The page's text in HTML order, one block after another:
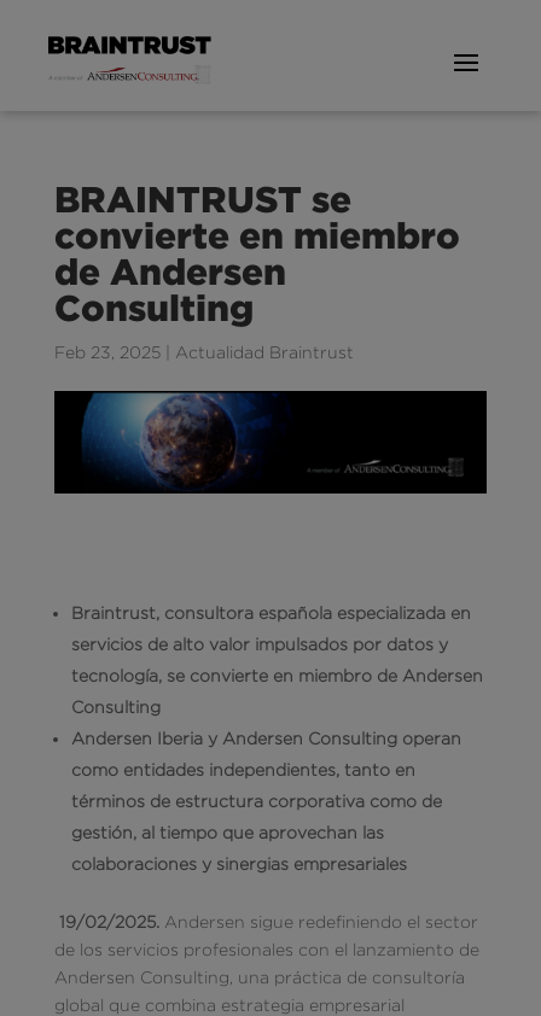
BRAINTRUST se
convierte en miembro
de Andersen
Consulting
Feb 23, 2025| Actualidad Braintrust
Braintrust, consultora española especializada en
servicios de alto valor impulsados por datos y
tecnología, se convierte en miembro de Andersen
Consulting
Andersen Iberia y Andersen Consulting operan
como entidades independientes, tanto en
términos de estructura corporativa como de
gestión, al tiempo que aprovechan las
colaboraciones y sinergias empresariales
19/02/2025. Andersen sigue redefiniendo el sector
de los servicios profesionales con el lanzamiento de
Andersen Consulting, una práctica de consultoría
global que combina estrategia empresarial